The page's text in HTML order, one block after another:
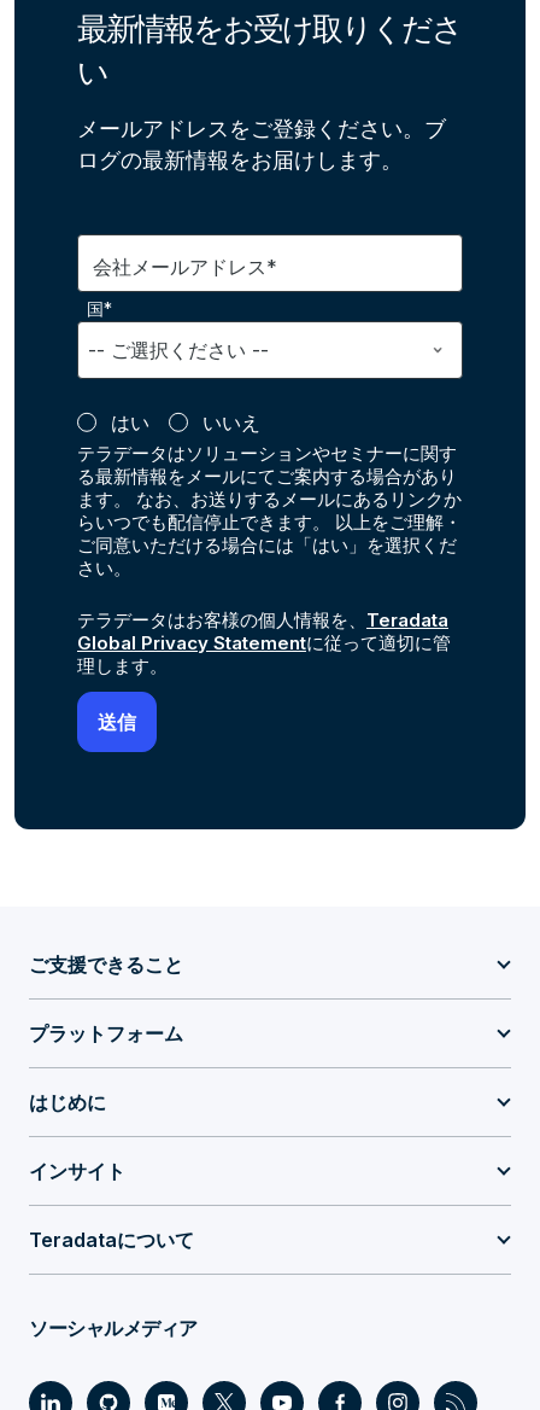
最新情報をお受け取りくださ
い
メールアドレスをご登録ください。ブ
ログの最新情報をお届けします。
会社メールアドレス*
国*
はい いいえ
テラデータはソリューションやセミナーに関す
る最新情報をメールにてご案内する場合があり
ます。 なお、お送りするメールにあるリンクか
らいつでも配信停止できます。 以上をご理解・
ご同意いただける場合には「はい」を選択くだ
さい。
テラデータはお客様の個人情報を、 Teradata
Global Privacy Statementに従って適切に管
理します。
ご支援できること
プラットフォーム
はじめに
インサイト
Teradataについて
ソーシャルメディア